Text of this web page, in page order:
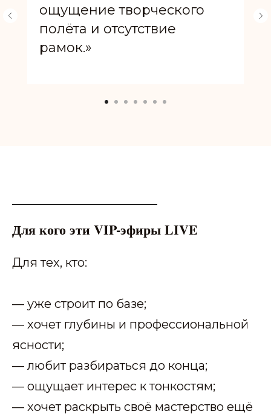
ощущение творческого
полёта и отсутствие
рамок.»
Для кого эти VIP-эфиры LIVE
Для тех, кто:
— уже строит по базе;
— хочет глубины и профессиональной
ясности;
— любит разбираться до конца;
— ощущает интерес к тонкостям;
— хочет раскрыть своё мастерство ещё